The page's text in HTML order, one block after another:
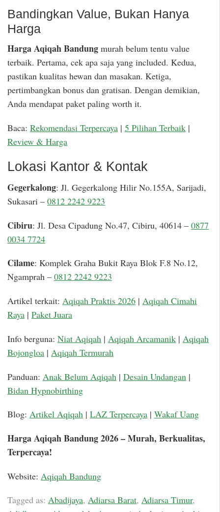
Bandingkan Value, Bukan Hanya
Harga
Harga Aqiqah Bandung murah belum tentu value
terbaik. Pertama, cek apa saja yang included. Kedua,
pastikan kualitas hewan dan masakan. Ketiga,
pertimbangkan bonus dan gratisan. Dengan demikian,
Anda mendapat paket paling worth it.
Baca: Rekomendasi Terpercaya | 5 Pilihan Terbaik |
Review & Harga
Lokasi Kantor & Kontak
Gegerkalong: Jl. Gegerkalong Hilir No.155A, Sarijadi,
Sukasari – 0812 2242 9223
Cibiru: Jl. Desa Cipadung No.47, Cibiru, 40614 – 0877
0034 7724
Cilame: Komplek Graha Bukit Raya Blok F.8 No.12,
Ngamprah – 0812 2242 9223
Artikel terkait: Aqiqah Praktis 2026 | Aqiqah Cimahi
Raya | Paket Juara
Info berguna: Niat Aqiqah | Aqiqah Arcamanik | Aqiqah
Bojongloa | Aqiqah Termurah
Panduan: Anak Belum Aqiqah | Desain Undangan |
Bidan Hypnobirthing
Blog: Artikel Aqiqah | LAZ Terpercaya | Wakaf Uang
Harga Aqiqah Bandung 2026 – Murah, Berkualitas,
Terpercaya!
Website: Aqiqah Bandung
Tagged as: Abadijaya, Adiarsa Barat, Adiarsa Timur,